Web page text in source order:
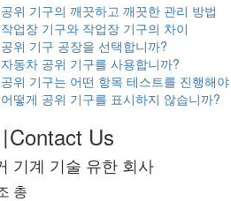
위 기구의 깨끗하고 깨끗한 관리 방법
업장 기구와 작업장 기구의 차이
위 기구 공장을 선택합니까?
동차 공위 기구를 사용합니까?
위 기구는 어떤 항목 테스트를 진행해
떻게 공위 기구를 표시하지 않습니까?
Contact Us
기계 기술 유한 회사
총